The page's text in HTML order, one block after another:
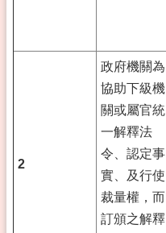
2
政府機關為
協助下級機
關或屬官統
一解釋法
令、認定事
實、及行使
裁量權，而
訂頒之解釋